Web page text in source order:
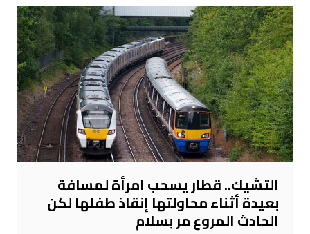
التشيك.. قطار يسحب امرأة لمسافة
بعيدة أثناء محاولتها إنقاذ طفلها لكن
الحادث المروع مر بسلام